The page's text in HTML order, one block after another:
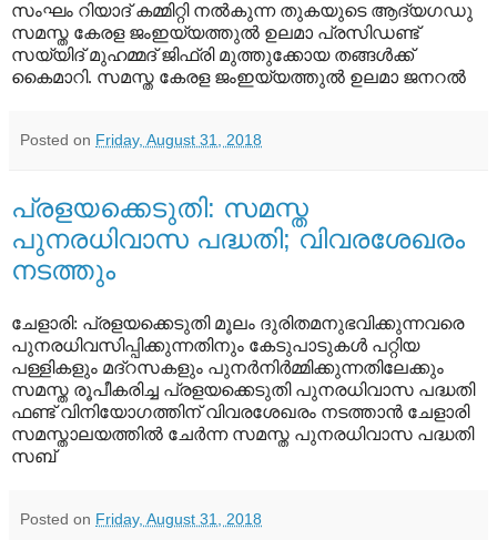
സംഘം റിയാദ് കമ്മിറ്റി നല്‍കുന്ന തുകയുടെ ആദ്യഗഡു
സമസ്ത കേരള ജംഇയ്യത്തുല്‍ ഉലമാ പ്രസിഡണ്ട്
സയ്യിദ് മുഹമ്മദ് ജിഫ്‌രി മുത്തുക്കോയ തങ്ങള്‍ക്ക്
കൈമാറി. സമസ്ത കേരള ജംഇയ്യത്തുല്‍ ഉലമാ ജനറല്‍
Posted on Friday, August 31, 2018
പ്രളയക്കെടുതി: സമസ്ത
പുനരധിവാസ പദ്ധതി; വിവരശേഖരം
നടത്തും
ചേളാരി: പ്രളയക്കെടുതി മൂലം ദുരിതമനുഭവിക്കുന്നവരെ
പുനരധിവസിപ്പിക്കുന്നതിനും കേടുപാടുകള്‍ പറ്റിയ
പള്ളികളും മദ്‌റസകളും പുനര്‍നിര്‍മ്മിക്കുന്നതിലേക്കും
സമസ്ത രൂപീകരിച്ച പ്രളയക്കെടുതി പുനരധിവാസ പദ്ധതി
ഫണ്ട് വിനിയോഗത്തിന് വിവരശേഖരം നടത്താന്‍ ചേളാരി
സമസ്താലയത്തില്‍ ചേര്‍ന്ന സമസ്ത പുനരധിവാസ പദ്ധതി
സബ്
Posted on Friday, August 31, 2018